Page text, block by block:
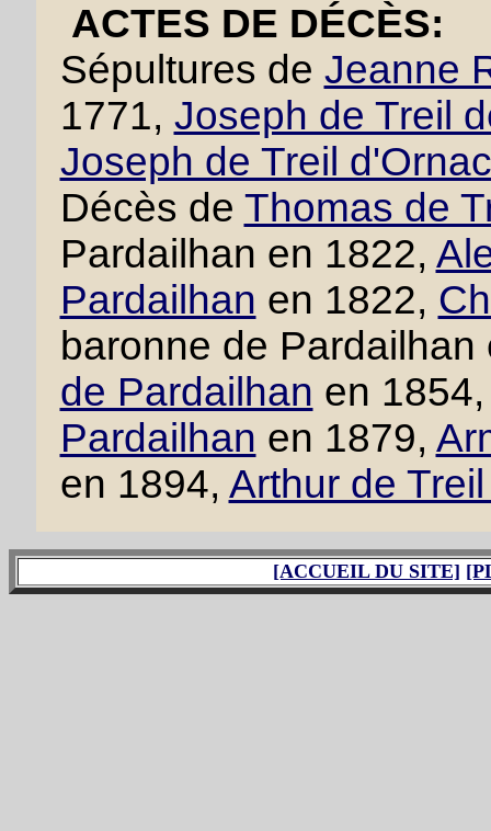
ACTES DE DÉCÈS:
Sépultures de Jeanne
1771, Joseph de Treil
Joseph de Treil d'Ornac
Décès de Thomas de
Pardailhan en 1822,
Pardailhan en 1822,
baronne de
de Pardailhan en
Pardailhan en 1879,
en 1894, Arthur de
[ACCUEIL DU SITE]